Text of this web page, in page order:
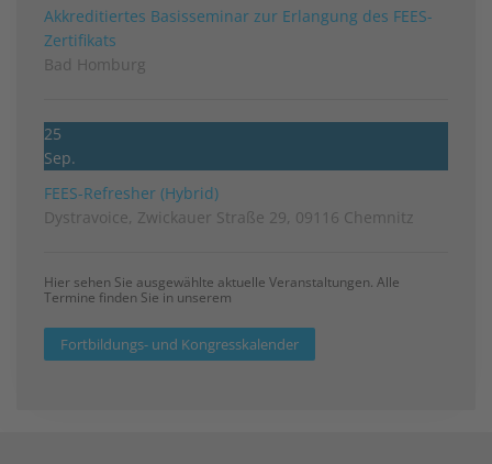
Akkreditiertes Basisseminar zur Erlangung des FEES-
Zertifikats
Bad Homburg
25
Sep.
FEES-Refresher (Hybrid)
Dystravoice, Zwickauer Straße 29, 09116 Chemnitz
Hier sehen Sie ausgewählte aktuelle Veranstaltungen. Alle
Termine finden Sie in unserem
Fortbildungs- und Kongresskalender